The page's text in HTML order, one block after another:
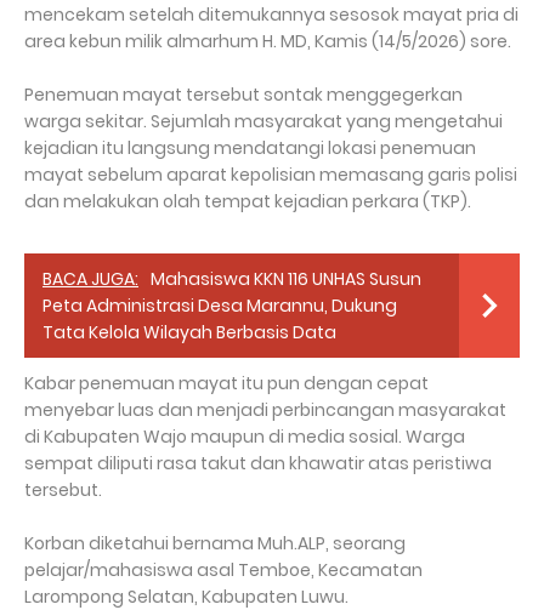
mencekam setelah ditemukannya sesosok mayat pria di
area kebun milik almarhum H. MD, Kamis (14/5/2026) sore.
Penemuan mayat tersebut sontak menggegerkan
warga sekitar. Sejumlah masyarakat yang mengetahui
kejadian itu langsung mendatangi lokasi penemuan
mayat sebelum aparat kepolisian memasang garis polisi
dan melakukan olah tempat kejadian perkara (TKP).
BACA JUGA: Mahasiswa KKN 116 UNHAS Susun
Peta Administrasi Desa Marannu, Dukung
Tata Kelola Wilayah Berbasis Data
Kabar penemuan mayat itu pun dengan cepat
menyebar luas dan menjadi perbincangan masyarakat
di Kabupaten Wajo maupun di media sosial. Warga
sempat diliputi rasa takut dan khawatir atas peristiwa
tersebut.
Korban diketahui bernama Muh.ALP, seorang
pelajar/mahasiswa asal Temboe, Kecamatan
Larompong Selatan, Kabupaten Luwu.